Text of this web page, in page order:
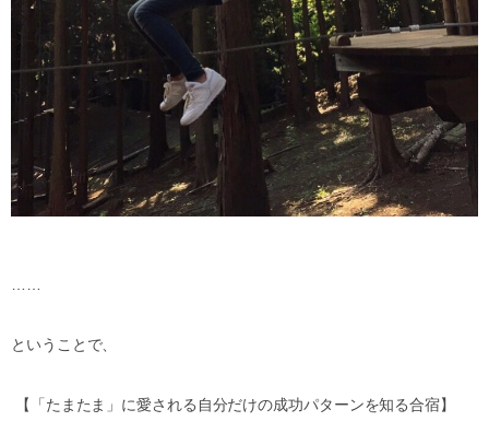
ということで、
【「たまたま」に愛される自分だけの成功パターンを知る合宿】